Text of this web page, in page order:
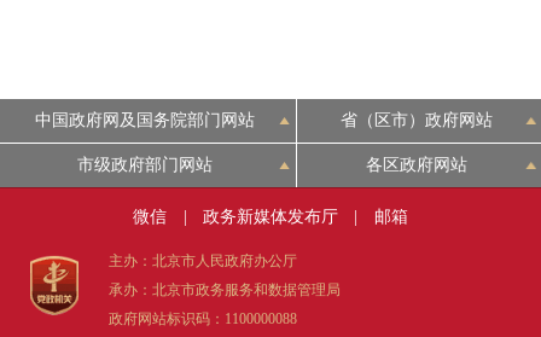
中国政府网及国务院部门网站 省（区市）政府网站
市级政府部门网站 各区政府网站
微信 政务新媒体发布厅 邮箱
主办：北京市人民政府办公厅
承办：北京市政务服务和数据管理局
政府网站标识码：1100000088